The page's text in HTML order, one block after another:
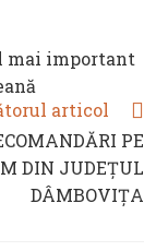
mai important
articol
PE
DIN JUDEȚUL
DÂMBOVIȚA